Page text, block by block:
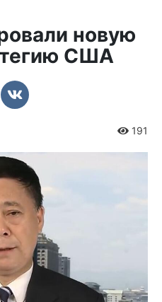
новую
США
191